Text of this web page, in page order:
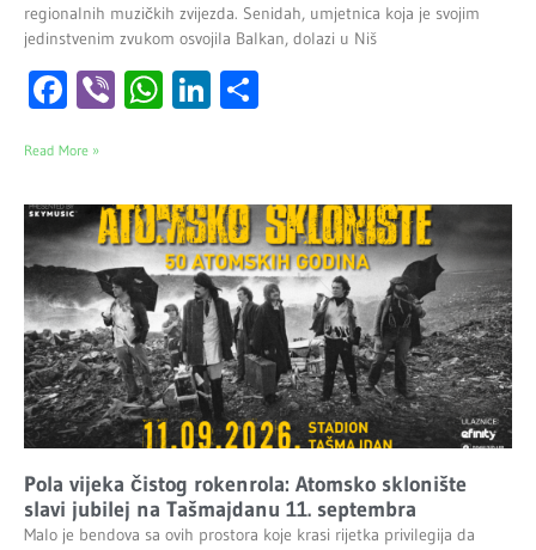
regionalnih muzičkih zvijezda. Senidah, umjetnica koja je svojim
jedinstvenim zvukom osvojila Balkan, dolazi u Niš
Facebook
ViberWhatsApp
LinkedIn
Read More »
Pola vijeka čistog rokenrola: Atomsko sklonište
slavi jubilej na Tašmajdanu 11. septembra
Malo je bendova sa ovih prostora koje krasi rijetka privilegija da